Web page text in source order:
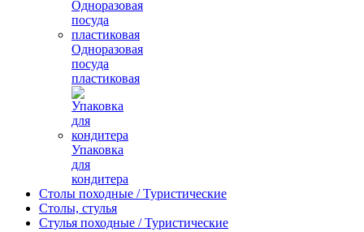
Одноразовая
посуда
пластиковая
Упаковка
для
кондитера
Столы походные / Туристические
Столы, стулья
Стулья походные / Туристические